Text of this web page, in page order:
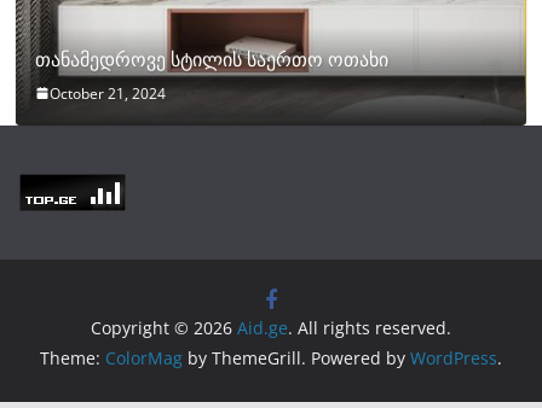
თანამედროვე სტილის საერთო ოთახი
October 21, 2024
Copyright © 2026 Aid.ge. All rights reserved.
Theme: ColorMag by ThemeGrill. Powered by WordPress.